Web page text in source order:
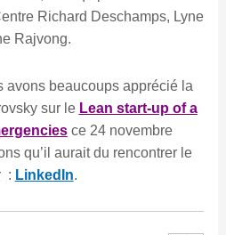
Richard Deschamps, Lyne
Rajvong.
avons beaucoups apprécié la
sur le Lean start-up of a
ce 24 novembre
qu’il aurait du rencontrer le
: LinkedIn.